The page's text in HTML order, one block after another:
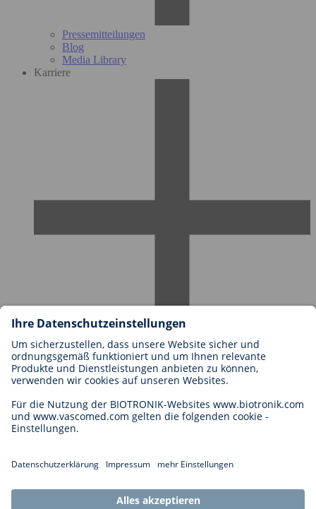
Pressemitteilungen
Blog
Media Library
Karriere
Karriere bei BIOTRONIK
Einstieg
Bewerbung
Karrierechancen
Cookie-Einstellungen